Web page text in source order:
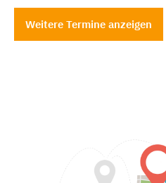
Weitere Termine anzeigen